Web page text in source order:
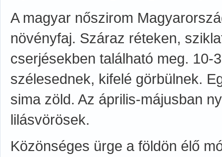
A magyar nőszirom
növényfaj. Száraz réteken,
cserjésekben található meg. 10-
szélesednek, kifelé görbülnek.
sima zöld. Az április-májusban
lilásvörösek.
Közönséges ürge a földön élő